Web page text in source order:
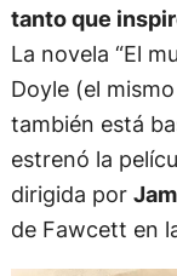
tanto que
La novela “El
Doyle (el
también está
estrenó la
dirigida por
de Fawcett en